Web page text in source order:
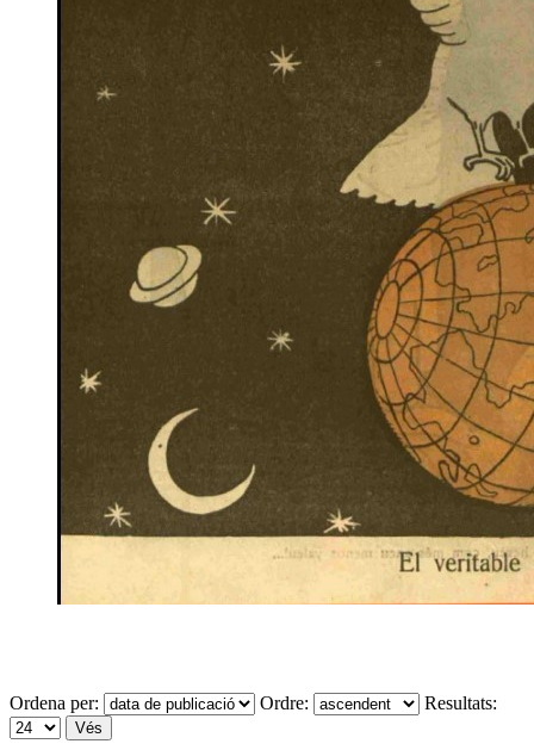
Ordena per: Ordre: Resultats: